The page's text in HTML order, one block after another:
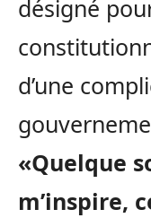
désigné
d’une
«Quelque
m’inspire,